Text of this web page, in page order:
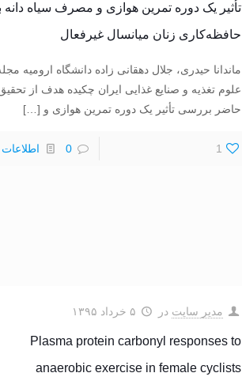
تأثیر یک دوره تمرین هوازی و مصرف سیاه دانه
حافظه‌کاری زنان میانسال غیرفعال
ماندانا حیدری، جلال دهقانی زاده دانشگاه ارومیه
علوم تغذیه و صنایع غذایی ایران چکیده هدف از
حاضر بررسی تأثیر یک دوره تمرین هوازی و […]
1
0 اطلاعات
مدیر سایت در ۵ خرداد ۱۳۹۵
Plasma protein carbonyl responses to
anaerobic exercise in female cyclists